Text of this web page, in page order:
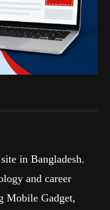
in Bangladesh.
and career
Mobile Gadget,